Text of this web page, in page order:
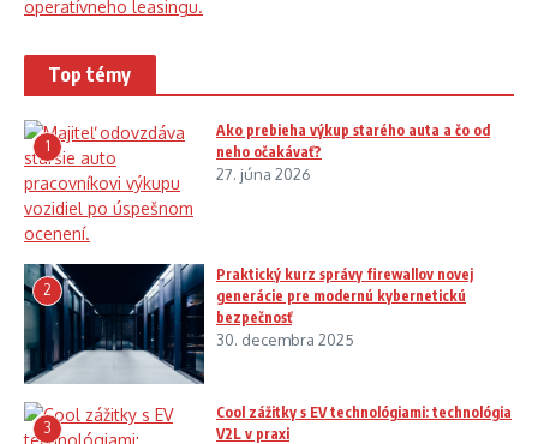
Top témy
1
Ako prebieha výkup starého auta a čo od
neho očakávať?
27. júna 2026
2
Praktický kurz správy firewallov novej
generácie pre modernú kybernetickú
bezpečnosť
30. decembra 2025
3
Cool zážitky s EV technológiami: technológia
V2L v praxi